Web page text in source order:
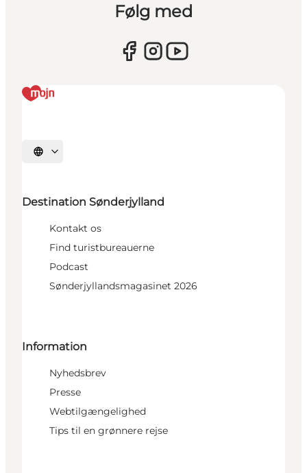
Følg med
Vælg sprog
Destination Sønderjylland
Kontakt os
Find turistbureauerne
Podcast
Sønderjyllandsmagasinet 2026
Information
Nyhedsbrev
Presse
Webtilgængelighed
Tips til en grønnere rejse